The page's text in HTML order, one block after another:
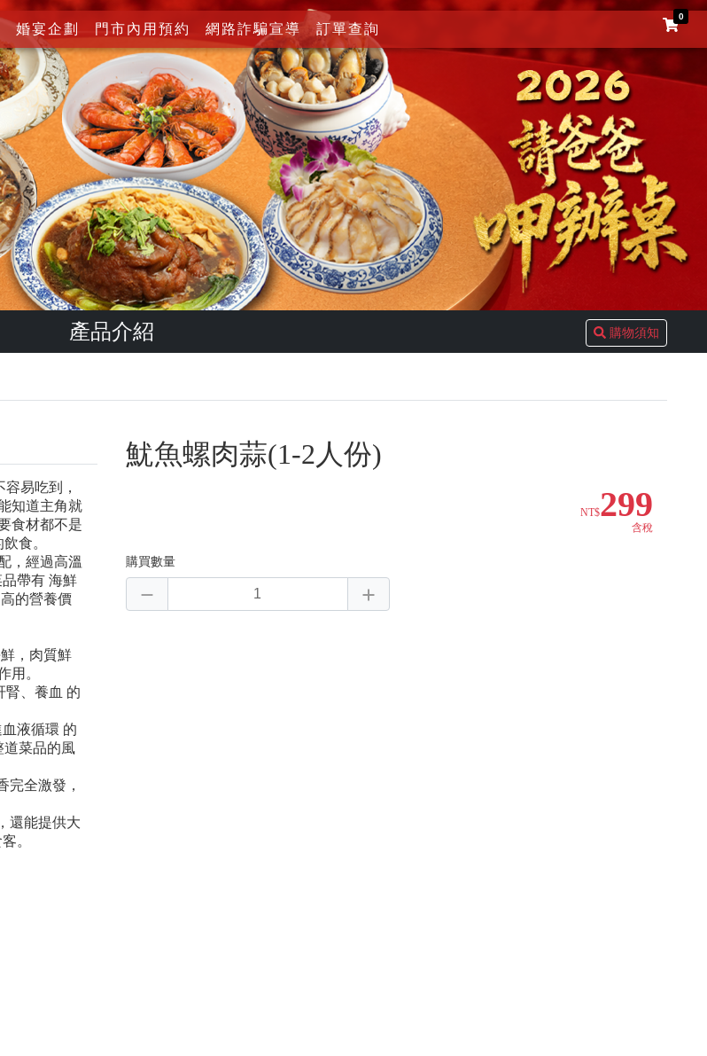
婚宴企劃 門市內用預約 網路詐騙宣導 訂單查詢
0
產品介紹 購物須知
魷魚螺肉蒜(1-2人份)
NT$299
含稅
購買數量
易吃到，
知道主角就
食材都不是
食。
，經過高溫
帶有 海鮮
的營養價
，肉質鮮
用。
腎、養血 的
液循環 的
道菜品的風
完全激發，
還能提供大
。